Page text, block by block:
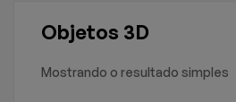
Objetos 3D
Mostrando o resultado simples